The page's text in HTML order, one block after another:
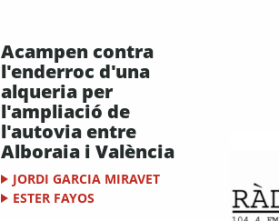
Acampen contra
l'enderroc d'una
alqueria per
l'ampliació de
l'autovia entre
Alboraia i València
JORDI GARCIA MIRAVET
ESTER FAYOS